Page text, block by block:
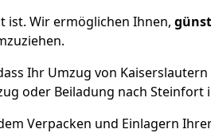
ist. Wir ermöglichen Ihnen,
Ihr Umzug von
oder Beiladung nach
Verpacken und Einlagern